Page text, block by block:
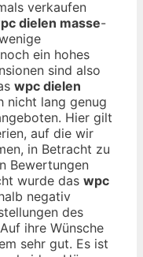
verkaufen
dielen masse-
ein hohes
sind also
wpc dielen
nicht lang genug
Hier gilt
auf die wir
in Betracht zu
Bewertungen
wurde das wpc
negativ
des
ihre Wünsche
sehr gut. Es ist